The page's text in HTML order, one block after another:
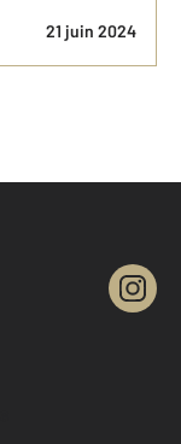
21 juin 2024